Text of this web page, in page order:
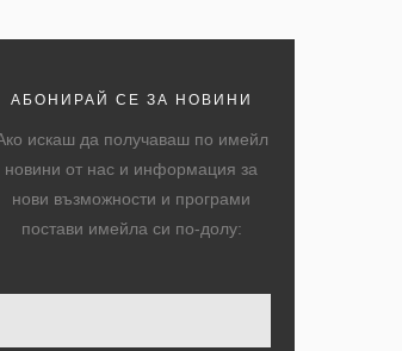
АБОНИРАЙ СЕ ЗА НОВИНИ
искаш да получаваш по имейл
новини от нас и информация за
нови възможности и програми
постави имейла си по-долу: